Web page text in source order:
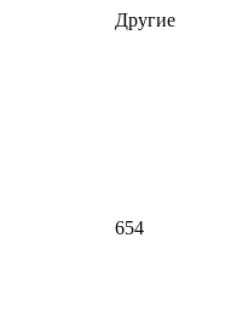
Другие
654